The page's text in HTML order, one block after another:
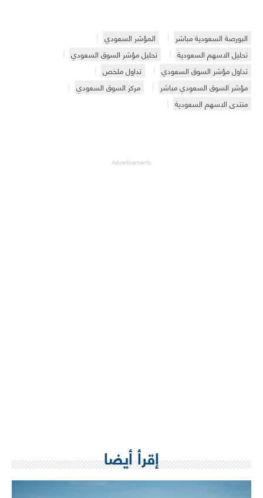
البورصة السعودية مباشر
المؤشر السعودي
تحليل الاسهم السعودية
تحليل مؤشر السوق السعودي
تداول مؤشر السوق السعودي
تداول ملخص
مؤشر السوق السعودي مباشر
مركز السوق السعودي
منتدى الاسهم السعودية
Advertisements
إقرأ أيضا